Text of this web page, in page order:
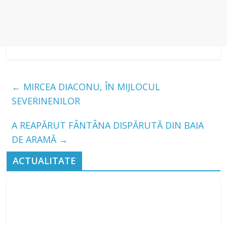
← MIRCEA DIACONU, ÎN MIJLOCUL
SEVERINENILOR
A REAPĂRUT FÂNTÂNA DISPĂRUTĂ DIN BAIA
DE ARAMĂ →
ACTUALITATE